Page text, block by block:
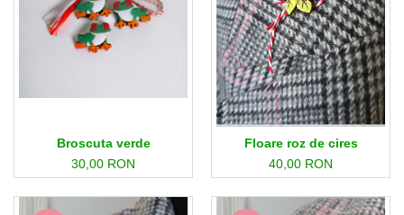
Broscuta verde
30,00 RON
Floare roz de cires
40,00 RON